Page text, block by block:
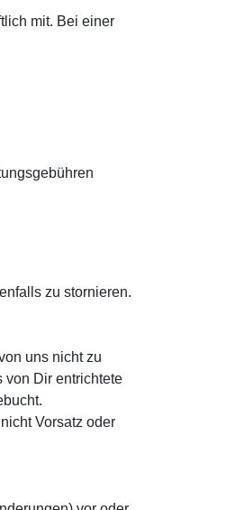
mit. Bei einer
zu stornieren.
uns nicht zu
von Dir entrichtete
Vorsatz oder